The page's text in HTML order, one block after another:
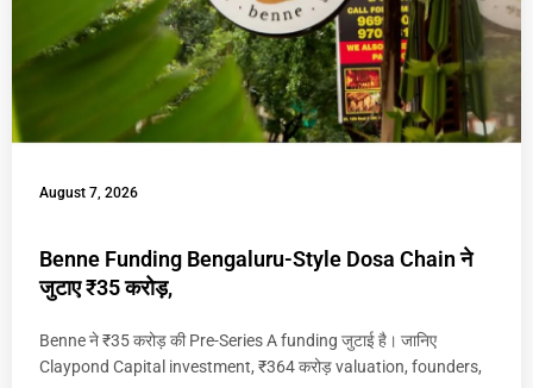
August 7, 2026
Benne Funding Bengaluru-Style Dosa Chain ने
जुटाए ₹35 करोड़,
Benne ने ₹35 करोड़ की Pre-Series A funding जुटाई है। जानिए
Claypond Capital investment, ₹364 करोड़ valuation, founders,